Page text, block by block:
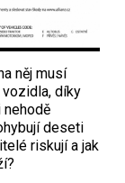
něj musí
díky
nehodě
deseti
riskují a jak